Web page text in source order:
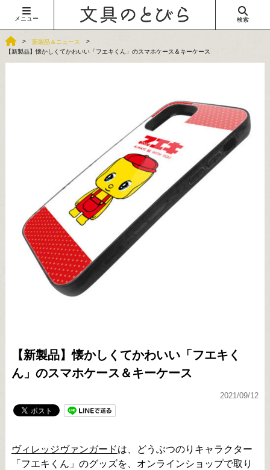
メニュー 検索
新製品＆ニュース
【新製品】懐かしくてかわいい「フエキくん」のスマホケース＆キーケース
【新製品】懐かしくてかわいい「フエキく
ん」のスマホケース＆キーケース
2021/09/12
ヴィレッジヴァンガードは、どうぶつのりキャラクター
「フエキくん」のグッズを、オンラインショップで取り